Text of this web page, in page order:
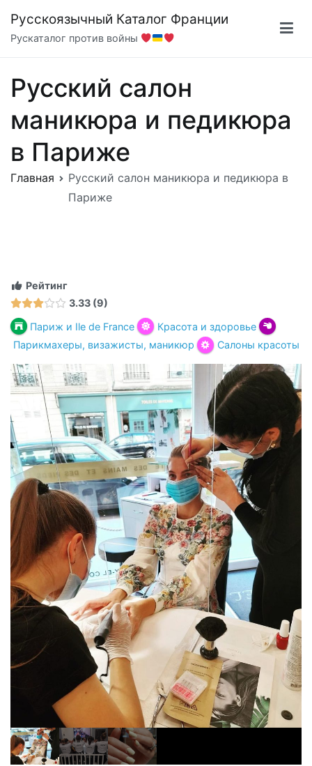
содержимому
Русскоязычный Каталог Франции
Рускаталог против войны
Русский салон
маникюра и педикюра
в Париже
Главная
Русский салон маникюра и педикюра в
Париже
Рейтинг
3.33 9
Париж и Ile de France
Красота и здоровье
Парикмахеры, визажисты, маникюр
Салоны красоты